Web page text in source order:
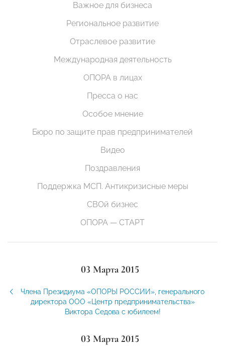
Важное для бизнеса
Региональное развитие
Отраслевое развитие
Международная деятельность
ОПОРА в лицах
Пресса о нас
Особое мнение
Бюро по защите прав предпринимателей
Видео
Поздравления
Поддержка МСП. Антикризисные меры
СВОй бизнес
ОПОРА — СТАРТ
03 Марта 2015
Члена Президиума «ОПОРЫ РОССИИ», генерального
директора ООО «Центр предпринимательства»
Виктора Седова с юбилеем!
03 Марта 2015